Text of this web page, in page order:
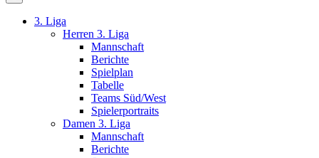
3. Liga
Herren 3. Liga
Mannschaft
Berichte
Spielplan
Tabelle
Teams Süd/West
Spielerportraits
Damen 3. Liga
Mannschaft
Berichte